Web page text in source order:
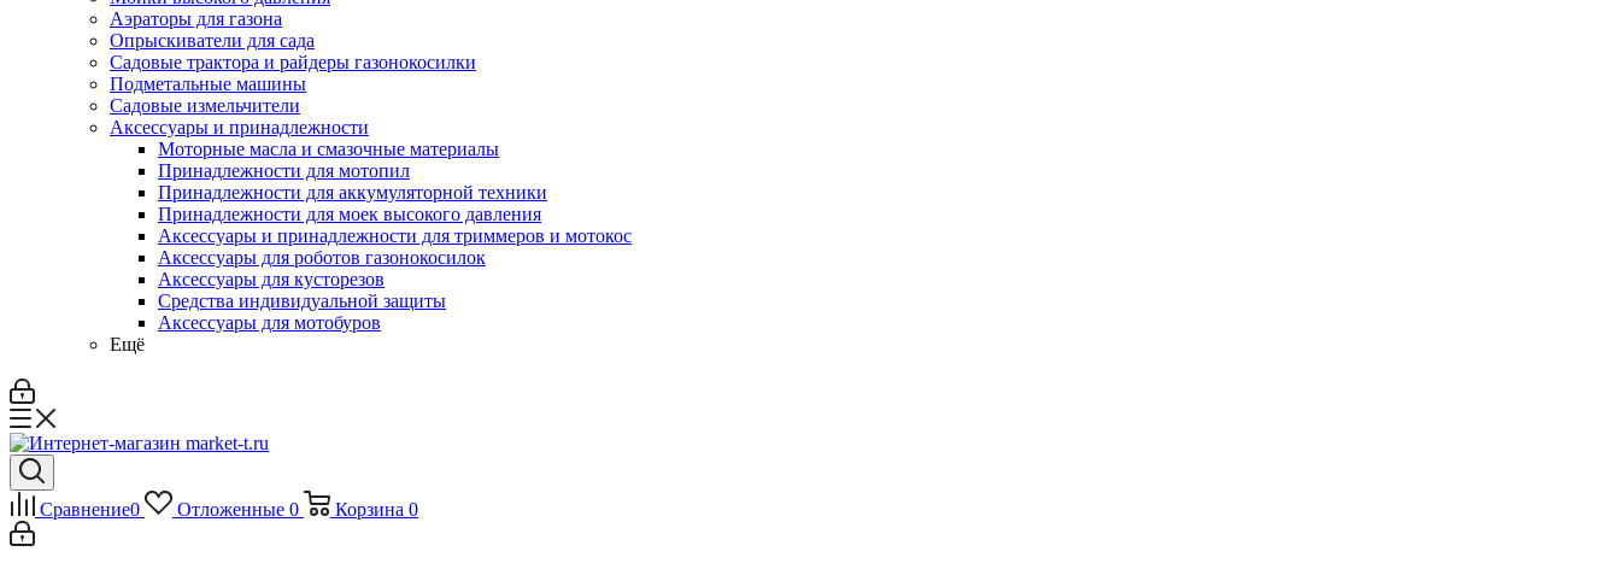
Аэраторы для газона
Опрыскиватели для сада
Садовые трактора и райдеры газонокосилки
Подметальные машины
Садовые измельчители
Аксессуары и принадлежности
Моторные масла и смазочные материалы
Принадлежности для мотопил
Принадлежности для аккумуляторной техники
Принадлежности для моек высокого давления
Аксессуары и принадлежности для триммеров и мотокос
Аксессуары для роботов газонокосилок
Аксессуары для кусторезов
Средства индивидуальной защиты
Аксессуары для мотобуров
Ещё
Сравнение0 Отложенные 0 Корзина 0